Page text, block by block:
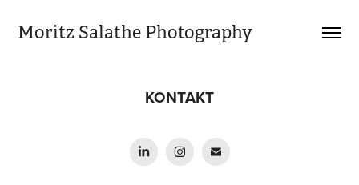
Moritz Salathe Photography
KONTAKT